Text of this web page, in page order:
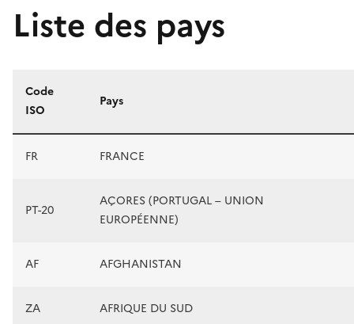
Liste des pays
Liste des pays
Code
ISO
Pays
FR FRANCE
PT-20
AÇORES (PORTUGAL – UNION
EUROPÉENNE)
AF AFGHANISTAN
ZA AFRIQUE DU SUD